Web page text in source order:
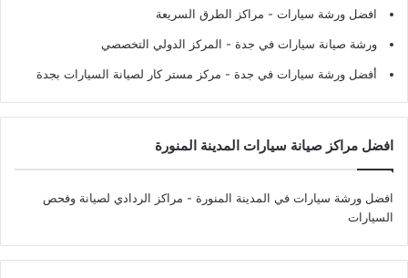
افضل ورشة سيارات - مراكز الطرق السريعة
ورشة صيانة سيارات في جدة - المركز الدولي التخصصي
أفضل ورشة سيارات في جدة - مركز مستر كار لصيانة السيارات بجدة
افضل مراكز صيانة سيارات المدينة المنورة
افضل ورشة سيارات في المدينة المنورة - مراكز الردادي لصيانة وفحص
السيارات